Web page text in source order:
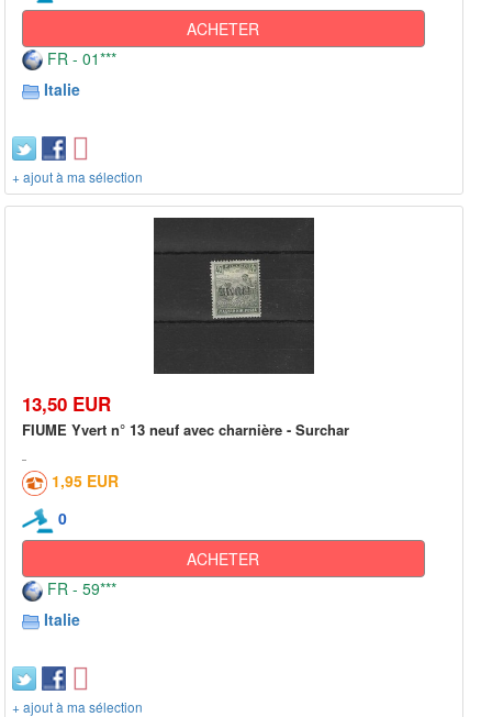
ACHETER
FR - 01***
Italie
+ ajout à ma sélection
13,50 EUR
FIUME Yvert n° 13 neuf avec charnière - Surchar
1,95 EUR
0
ACHETER
FR - 59***
Italie
+ ajout à ma sélection